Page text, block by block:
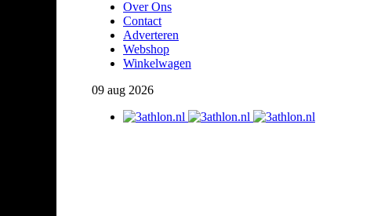
Over Ons
Contact
Adverteren
Webshop
Winkelwagen
09 aug 2026